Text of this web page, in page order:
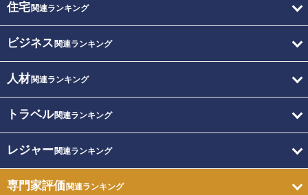
住宅関連ランキング
ビジネス 関連ランキング
人材関連ランキング
トラベル関連ランキング
レジャー関連ランキング
専門家評価関連ランキング